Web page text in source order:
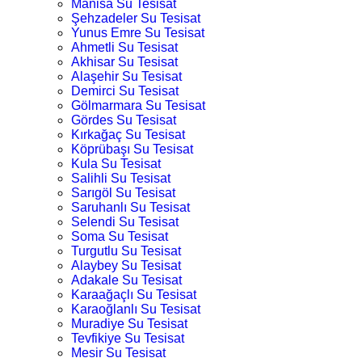
Manisa Su Tesisat
Şehzadeler Su Tesisat
Yunus Emre Su Tesisat
Ahmetli Su Tesisat
Akhisar Su Tesisat
Alaşehir Su Tesisat
Demirci Su Tesisat
Gölmarmara Su Tesisat
Gördes Su Tesisat
Kırkağaç Su Tesisat
Köprübaşı Su Tesisat
Kula Su Tesisat
Salihli Su Tesisat
Sarıgöl Su Tesisat
Saruhanlı Su Tesisat
Selendi Su Tesisat
Soma Su Tesisat
Turgutlu Su Tesisat
Alaybey Su Tesisat
Adakale Su Tesisat
Karaağaçlı Su Tesisat
Karaoğlanlı Su Tesisat
Muradiye Su Tesisat
Tevfikiye Su Tesisat
Mesir Su Tesisat